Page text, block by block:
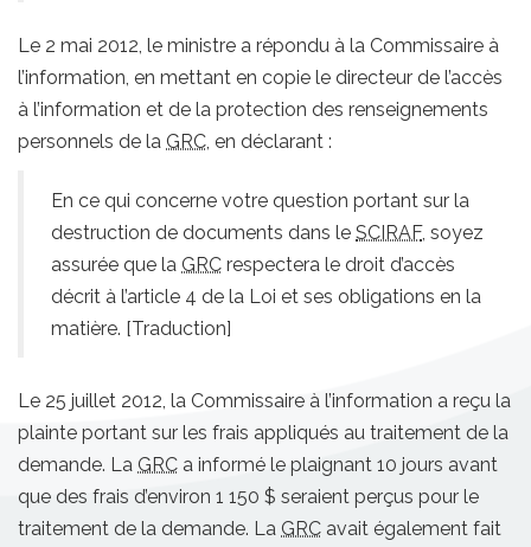
Le 2 mai 2012, le ministre a répondu à la Commissaire à
l’information, en mettant en copie le directeur de l’accès
à l’information et de la protection des renseignements
personnels de la GRC , en déclarant :
En ce qui concerne votre question portant sur la
destruction de documents dans le SCIRAF, soyez
assurée que la GRC respectera le droit d’accès
décrit à l’article 4 de la Loi et ses obligations en la
matière. [Traduction]
Le 25 juillet 2012, la Commissaire à l’information a reçu la
plainte portant sur les frais appliqués au traitement de la
demande. La GRC a informé le plaignant 10 jours avant
que des frais d’environ 1 150 $ seraient perçus pour le
traitement de la demande. La GRC avait également fait